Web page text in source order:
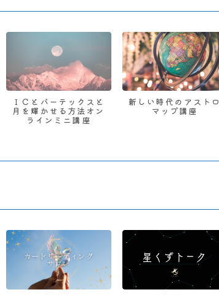
ＩＣとバーテックスと
月を輝かせる方法オン
ラインミニ講座
新しい時代のアストロ
マップ講座